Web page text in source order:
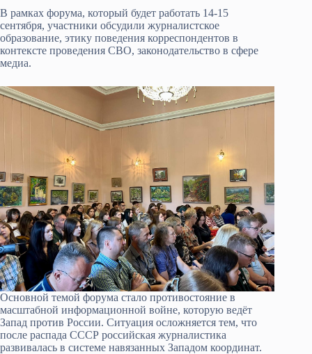
В рамках форума, который будет работать 14-15
сентября, участники обсудили журналистское
образование, этику поведения корреспондентов в
контексте проведения СВО, законодательство в сфере
медиа.
Основной темой форума стало противостояние в
масштабной информационной войне, которую ведёт
Запад против России. Ситуация осложняется тем, что
после распада СССР российская журналистика
развивалась в системе навязанных Западом координат.